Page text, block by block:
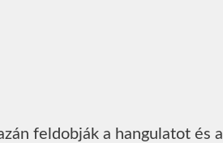
feldobják a hangulatot és a